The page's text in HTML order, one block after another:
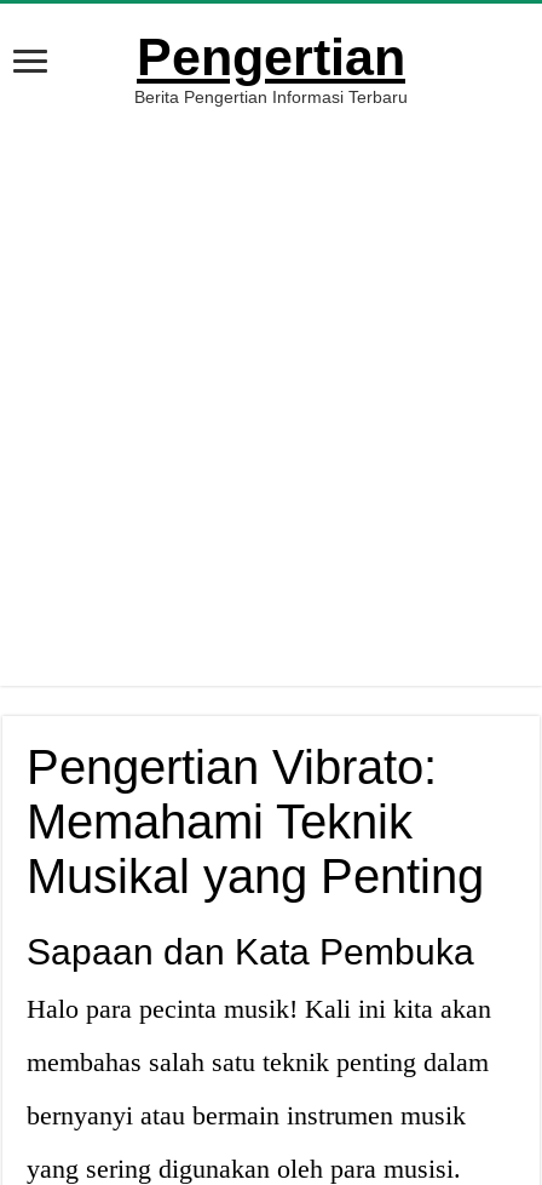
Pengertian
Berita Pengertian Informasi Terbaru
Pengertian Vibrato:
Memahami Teknik
Musikal yang Penting
Sapaan dan Kata Pembuka
Halo para pecinta musik! Kali ini kita akan
membahas salah satu teknik penting dalam
bernyanyi atau bermain instrumen musik
yang sering digunakan oleh para musisi.